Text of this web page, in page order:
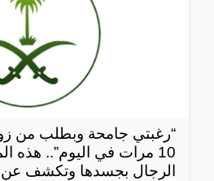
“رغبتي جامحة وبطلب من
10 مرات في اليوم”.. هذه
الرجال بجسدها وتكشف عن